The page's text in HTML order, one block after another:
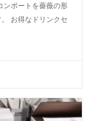
ンポートを薔薇の形
お得なドリンクセ